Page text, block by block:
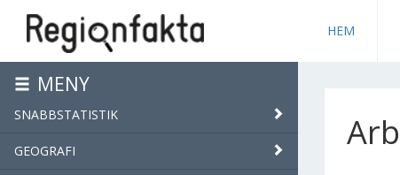
HEM
MENY
SNABBSTATISTIK
GEOGRAFI